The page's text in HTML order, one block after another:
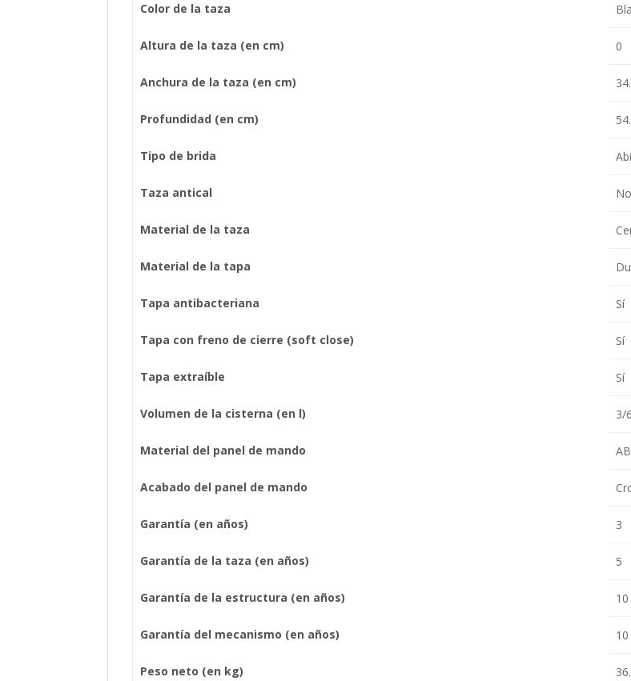
Color de la taza
Altura de la taza (en cm) 0
Anchura de la taza (en cm)
Profundidad (en cm)
Tipo de brida
Taza antical No
Material de la taza
Material de la tapa
Tapa antibacteriana Sí
Tapa con freno de cierre (soft close) Sí
Tapa extraíble Sí
Volumen de la cisterna (en l) 3/6
Material del panel de mando
Acabado del panel de mando
Garantía (en años) 3
Garantía de la taza (en años) 5
Garantía de la estructura (en años) 10
Garantía del mecanismo (en años) 10
Peso neto (en kg)